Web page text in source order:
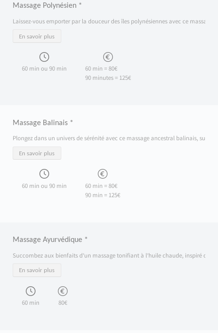
Massage Polynésien *
Laissez-vous emporter par la douceur des îles polynésiennes avec ce
En savoir plus
60 min ou 90 min
60 min = 80€
90 minutes = 125€
Massage Balinais *
Plongez dans un univers de sérénité avec ce massage ancestral balinais,
En savoir plus
60 min ou 90 min
60 min = 80€
90 min = 125€
Massage Ayurvédique *
Succombez aux bienfaits d’un massage tonifiant à l’huile chaude, inspiré de
En savoir plus
60 min 80€